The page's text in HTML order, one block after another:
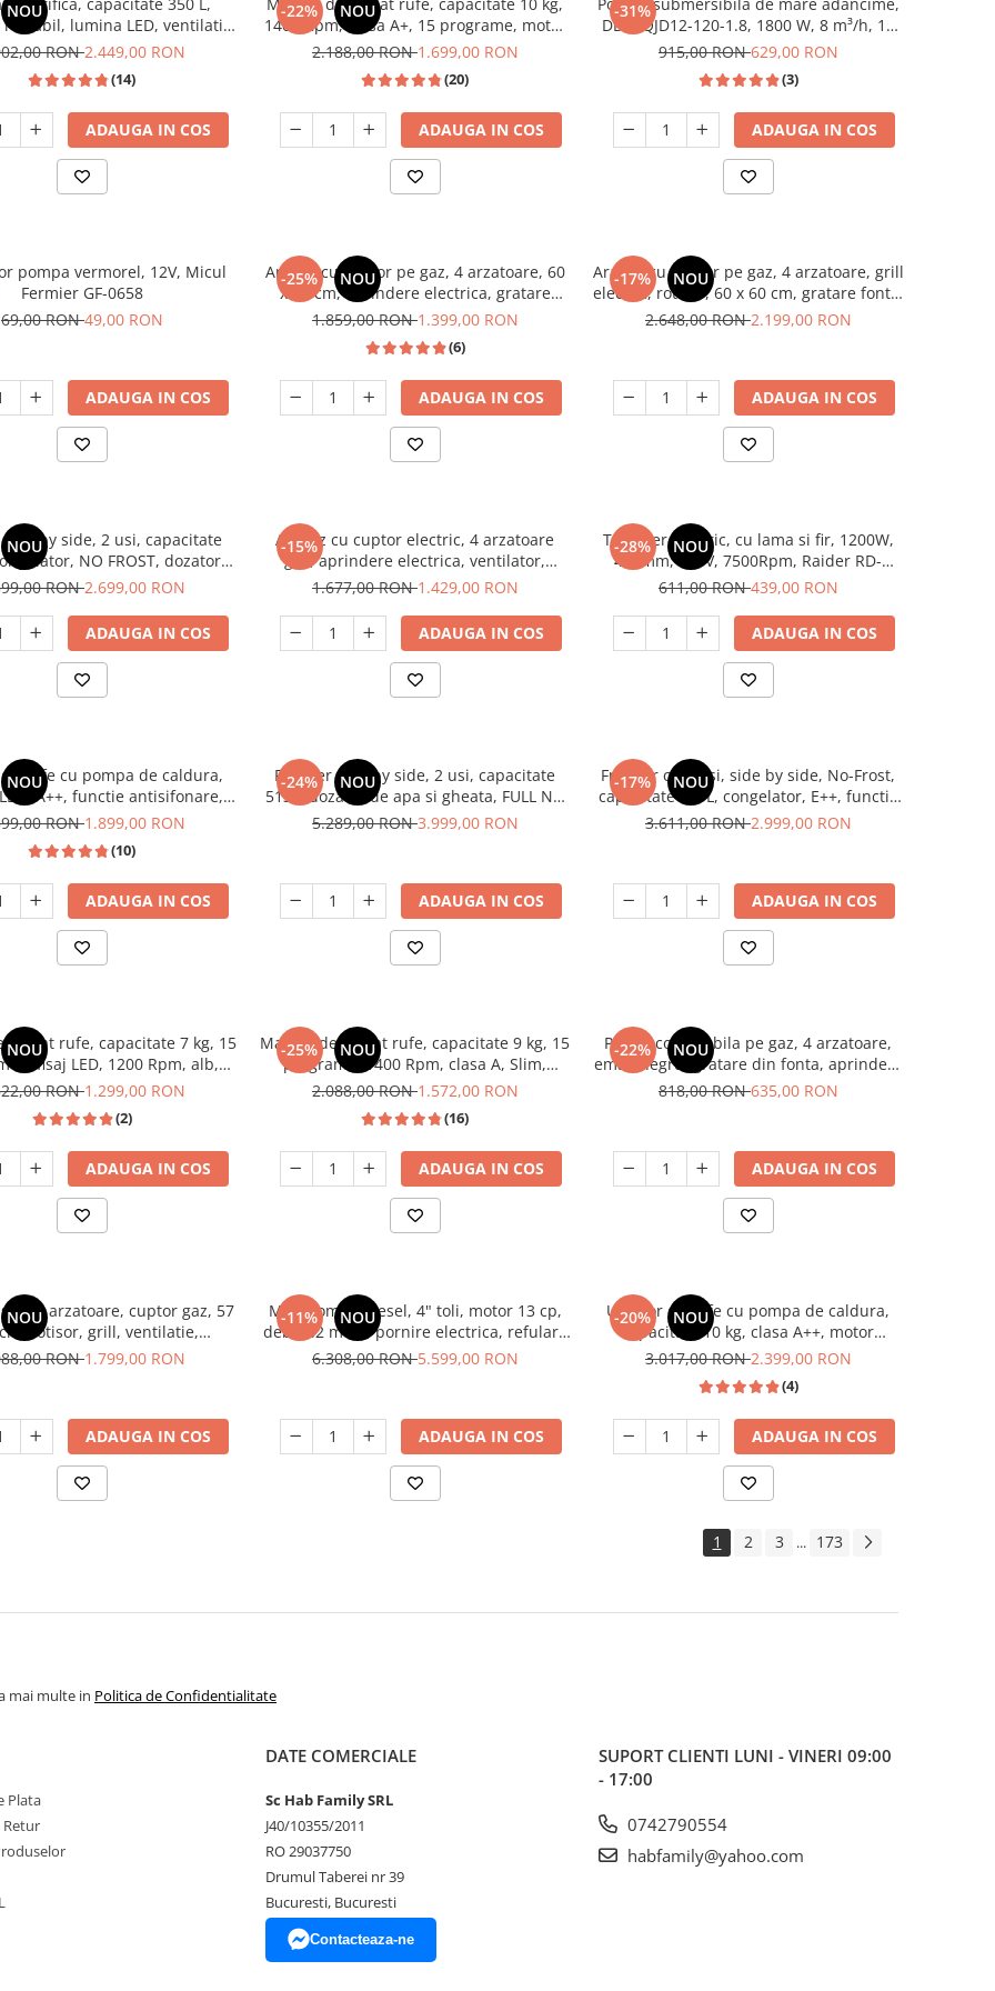
NOU
lumina LED, ventilatie,
negru, LDK
RON2.449,00 RON
(14)
ADAUGA IN COS
-22% NOU
1400 Rpm, clasa A+, 15 programe, motor
inverter, display digital, Alb, HEINNER
2.188,00 RON1.699,00 RON
(20)
ADAUGA IN COS
-31%
DDT, QJD12-120-1.8, 1800 W, 8 m³/h, 12
turbine, Inox
915,00 RON629,00 RON
(3)
ADAUGA IN COS
pompa vermorel, 12V, Micul
Fermier GF-0658
69,00 RON49,00 RON
ADAUGA IN COS
-25% NOU
Aragaz cu cuptor pe gaz, 4 arzatoare, 60
x 60 cm, aprindere electrica, gratare
fonta, timer, lumina, Samus
1.859,00 RON1.399,00 RON
(6)
ADAUGA IN COS
-17% NOU
Aragaz cu cuptor pe gaz, 4 arzatoare, grill
electric, rotisor, 60 x 60 cm, gratare fonta,
clasa A, aprindere electrica, gri, Studio
2.648,00 RON2.199,00 RON
ADAUGA IN COS
NOUby side, 2 usi, capacitate
NO FROST, dozator
inverter, display touch,
RON2.699,00 RON
ADAUGA IN COS
-15%
Aragaz cu cuptor electric, 4 arzatoare
gaz, aprindere electrica, ventilator,
lumina cuptor, Bej, NOBELTEK
1.677,00 RON1.429,00 RON
ADAUGA IN COS
-28% NOU
Trimmer electric, cu lama si fir, 1200W,
420mm, 220V, 7500Rpm, Raider RD-
EBC02
611,00 RON439,00 RON
ADAUGA IN COS
NOUrufe cu pompa de caldura,
A++, functie antisifonare,
8 kg, 13 programe
RON1.899,00 RON
(10)
ADAUGA IN COS
-24% NOU
Frigider side by side, 2 usi, capacitate
513L, dozator de apa si gheata, FULL NO
FROST, afisaj LCD, dual inverter,Samus
5.289,00 RON3.999,00 RON
ADAUGA IN COS
-17% NOU
Frigider cu 2 usi, side by side, No-Frost,
capacitate 529L, congelator, E++, functie
Smart, touch, INOX, HEINNER
3.611,00 RON2.999,00 RON
ADAUGA IN COS
NOU
spalat rufe, capacitate 7 kg, 15
afisaj LED, 1200 Rpm, alb,
HEINNER
RON1.299,00 RON
(2)
ADAUGA IN COS
-25% NOU
Masina de spalat rufe, capacitate 9 kg, 15
programe, 1400 Rpm, clasa A, Slim,
motor Inverter, Samus WSLI-9144
2.088,00 RON1.572,00 RON
(16)
ADAUGA IN COS
-22% NOU
Plita incorporabila pe gaz, 4 arzatoare,
email negru, gratare din fonta, aprindere
electrica, Samus
818,00 RON635,00 RON
ADAUGA IN COS
NOU4 arzatoare, cuptor gaz, 57
cm, rotisor, grill, ventilatie,
electrica, gratare fonta, negru
RON1.799,00 RON
ADAUGA IN COS
-11% NOU
Motopompa diesel, 4" toli, motor 13 cp,
debit 82 mc/h, pornire electrica, refulare
60m, aspiratie 8m, Visoli
6.308,00 RON5.599,00 RON
ADAUGA IN COS
-20% NOU
Uscator de rufe cu pompa de caldura,
capacitate 10 kg, clasa A++, motor
inverter, 14 programe, Heinner
3.017,00 RON2.399,00 RON
(4)
ADAUGA IN COS
1 2 3 ... 173
mai multe in Politica de Confidentialitate
Plata
Retur
DATE COMERCIALE
Sc Hab Family SRL
J40/10355/2011
RO 29037750
Drumul Taberei nr 39
Bucuresti, Bucuresti
Contacteaza-ne
SUPORT CLIENTI LUNI - VINERI 09:00
- 17:00
0742790554
habfamily@yahoo.com